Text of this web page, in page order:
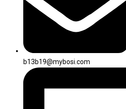
b13b19@mybosi.com